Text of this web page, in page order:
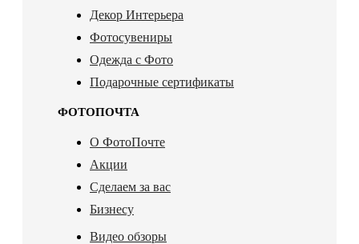
Декор Интерьера
Фотосувениры
Одежда с Фото
Подарочные сертификаты
ФОТОПОЧТА
О ФотоПочте
Акции
Сделаем за вас
Бизнесу
Видео обзоры